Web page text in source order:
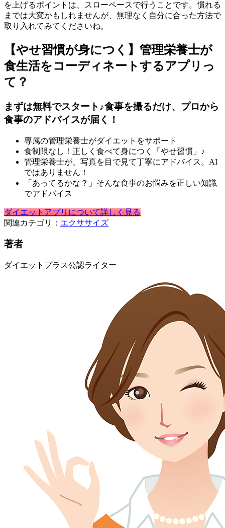
を上げるポイントは、スローペースで行うことです。慣れる
までは大変かもしれませんが、無理なく自分に合った方法で
取り入れてみてくださいね。
【やせ習慣が身につく】管理栄養士が
食生活をコーディネートするアプリっ
て？
まずは無料でスタート♪食事を撮るだけ、プロから
食事のアドバイスが届く！
専属の管理栄養士がダイエットをサポート
食制限なし！正しく食べて身につく「やせ習慣」♪
管理栄養士が、写真を目で見て丁寧にアドバイス。AI
ではありません！
「あってるかな？」そんな食事のお悩みを正しい知識
でアドバイス
ダイエットアプリについて詳しく見る
関連カテゴリ： エクササイズ
著者
ダイエットプラス公認ライター